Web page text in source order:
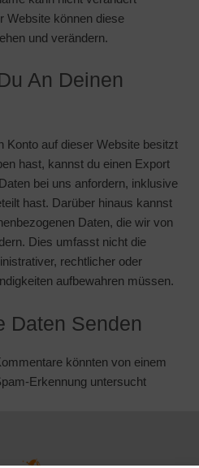
Website können diese
und verändern.
An Deinen
Konto auf dieser Website besitzt
hast, kannst du einen Export
bei uns anfordern, inklusive
hast. Darüber hinaus kannst
Daten, die wir von
Dies umfasst nicht die
rechtlicher oder
aufbewahren müssen.
Daten Senden
könnten von einem
Erkennung untersucht